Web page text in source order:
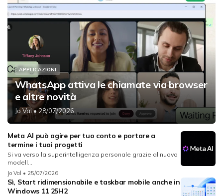
APPLICAZIONI
WhatsApp attiva le chiamate via browser
e altre novità
Jo Val• 28/07/2026
Meta AI può agire per tuo conto e portare a
termine i tuoi progetti
Si va verso la superintelligenza personale grazie al nuovo
modell...
Jo Val • 25/07/2026
Sì, Start ridimensionabile e taskbar mobile anche in
Windows 11 25H2